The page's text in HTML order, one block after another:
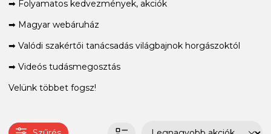
➡ Folyamatos kedvezmények, akciók
➡ Magyar webáruház
➡ Valódi szakértői tanácsadás világbajnok horgászoktól
➡ Videós tudásmegosztás
Velünk többet fogsz!